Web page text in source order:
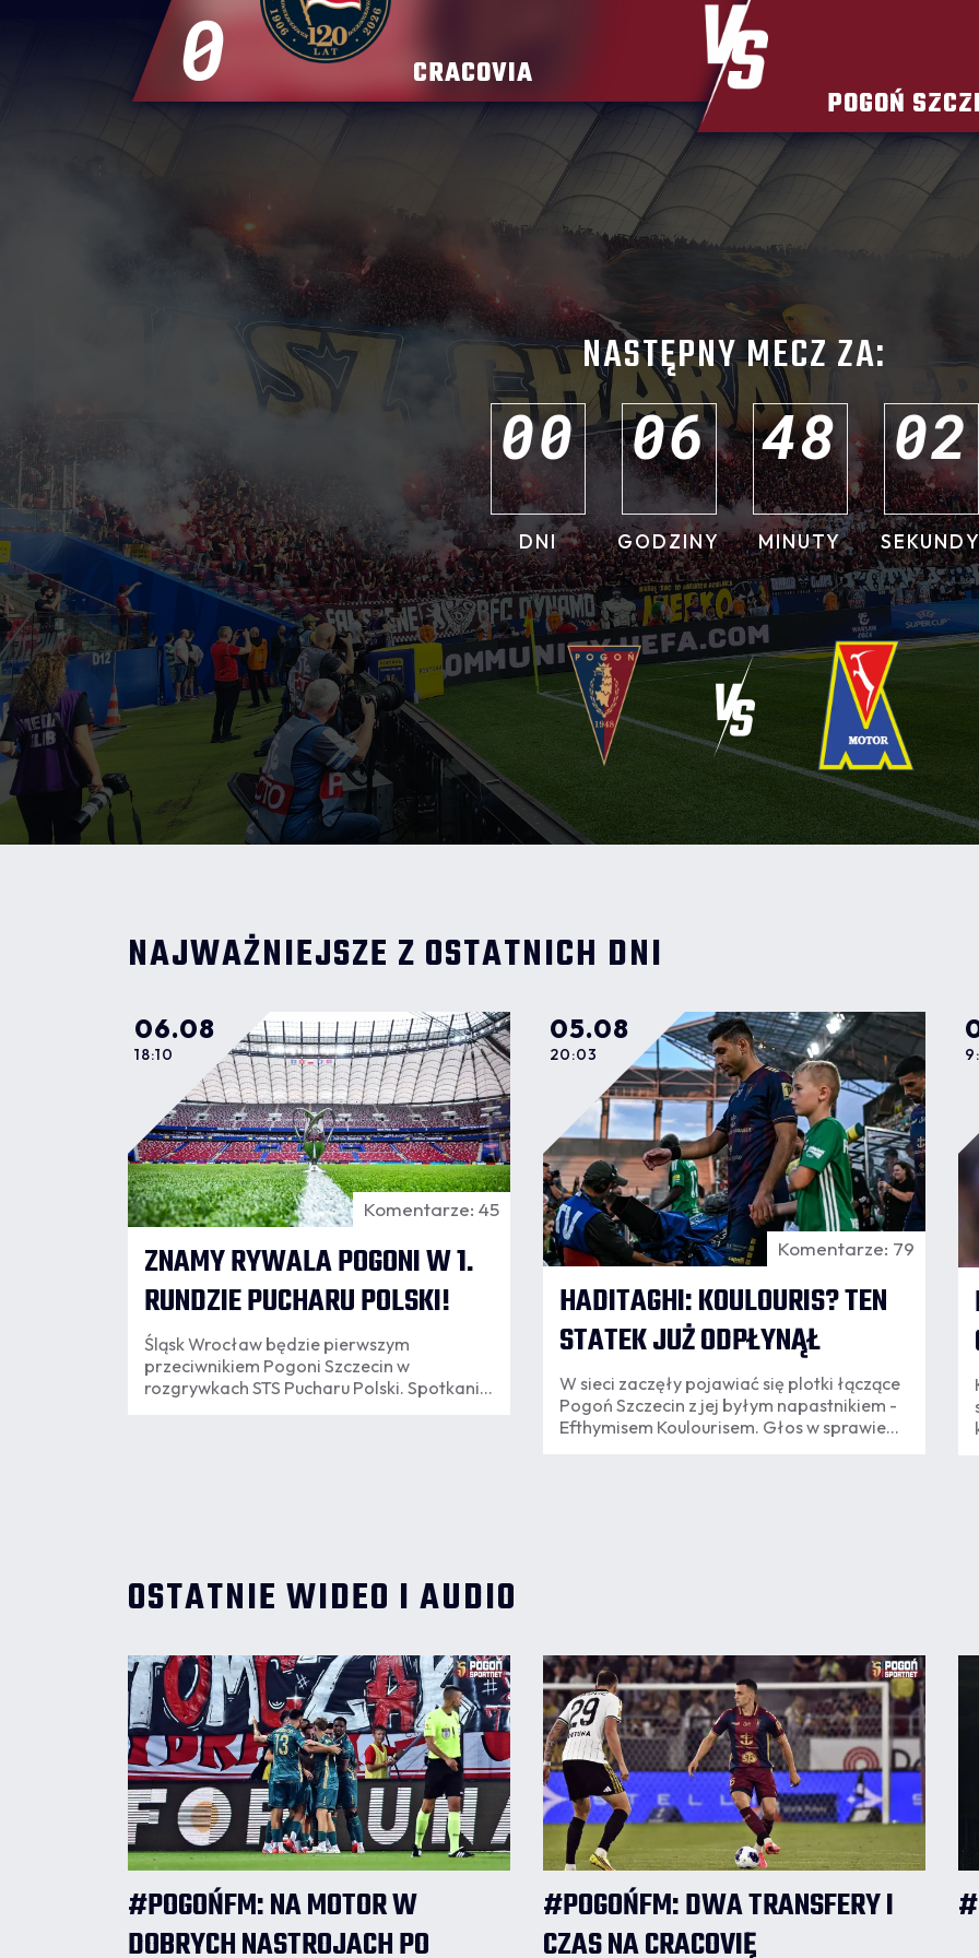
0 CRACOVIA
POGOŃ
NASTĘPNY MECZ ZA:
00
DNI
06
GODZINY
48
MINUTY
00
NAJWAŻNIEJSZE Z OSTATNICH DNI
06.08
18:10
Komentarze: 45
ZNAMY RYWALA POGONI W 1.
RUNDZIE PUCHARU POLSKI!
Śląsk Wrocław będzie pierwszym
przeciwnikiem Pogoni Szczecin w
rozgrywkach STS Pucharu Polski. Spotkanie
05.08
20:03
Komentarze: 79
HADITAGHI: KOULOURIS? TEN
STATEK JUŻ ODPŁYNĄŁ
W sieci zaczęły pojawiać się plotki łączące
Pogoń Szczecin z jej byłym napastnikiem -
Efthymisem Koulourisem. Głos w sprawie
OSTATNIE WIDEO I AUDIO
#POGOŃFM: NA MOTOR W
DOBRYCH NASTROJACH PO
#POGOŃFM: DWA TRANSFERY I
CZAS NA CRACOVIĘ